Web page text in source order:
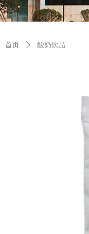
首页 ꄲ 酸奶饮品